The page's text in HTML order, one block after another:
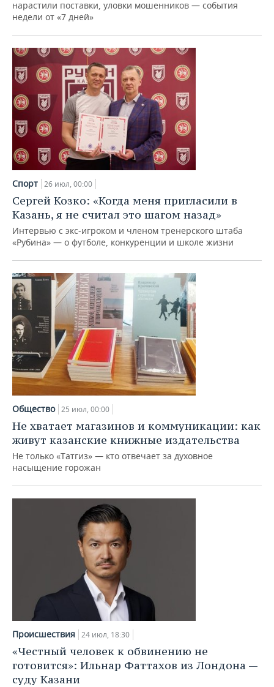
нарастили поставки, уловки мошенников — события
недели от «7 дней»
Спорт 26 июл, 00:00
Сергей Козко: «Когда меня пригласили в
Казань, я не считал это шагом назад»
Интервью с экс-игроком и членом тренерского штаба
«Рубина» — о футболе, конкуренции и школе жизни
Общество 25 июл, 00:00
Не хватает магазинов и коммуникации: как
живут казанские книжные издательства
Не только «Татгиз» — кто отвечает за духовное
насыщение горожан
Происшествия 24 июл, 18:30
«Честный человек к обвинению не
готовится»: Ильнар Фаттахов из Лондона —
суду Казани